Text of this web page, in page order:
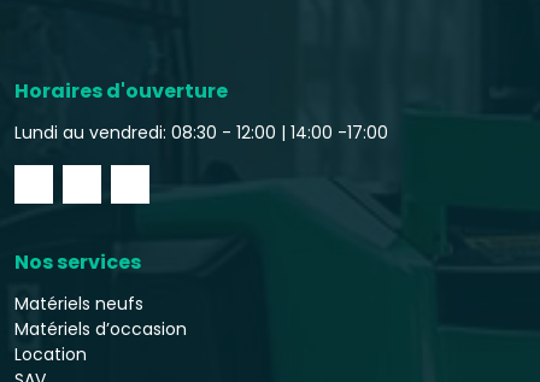
Horaires d'ouverture
Lundi au vendredi: 08:30 - 12:00 | 14:00 -17:00
Nos services
Matériels neufs
Matériels d’occasion
Location